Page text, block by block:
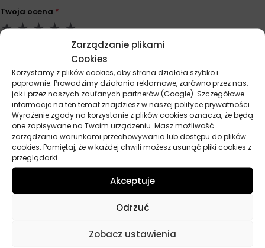
Zarządzanie plikami
Cookies
Korzystamy z plików cookies, aby strona działała szybko i
poprawnie. Prowadzimy działania reklamowe, zarówno przez nas,
jak i przez naszych zaufanych partnerów (Google). Szczegółowe
informacje na ten temat znajdziesz w naszej polityce prywatności.
Wyrażenie zgody na korzystanie z plików cookies oznacza, że będą
one zapisywane na Twoim urządzeniu. Masz możliwość
zarządzania warunkami przechowywania lub dostępu do plików
cookies. Pamiętaj, że w każdej chwili możesz usunąć pliki cookies z
przeglądarki.
Akceptuje
Odrzuć
Zobacz ustawienia
Twoja ocena *
DODAJ OPINIĘ
Podobne produkty